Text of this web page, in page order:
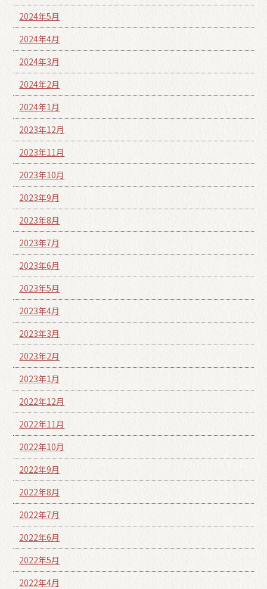
2024年5月
2024年4月
2024年3月
2024年2月
2024年1月
2023年12月
2023年11月
2023年10月
2023年9月
2023年8月
2023年7月
2023年6月
2023年5月
2023年4月
2023年3月
2023年2月
2023年1月
2022年12月
2022年11月
2022年10月
2022年9月
2022年8月
2022年7月
2022年6月
2022年5月
2022年4月